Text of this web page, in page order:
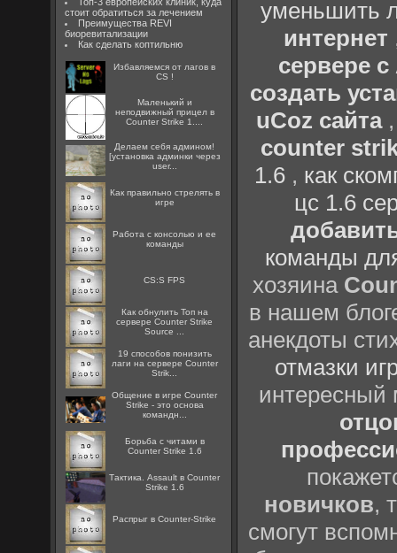
стоит обратиться за лечением
Преимущества REVI
биоревитализации
Как сделать коптильню
Избавляемся от лагов в
CS !
Маленький и
неподвижный прицел в
Counter Strike 1....
Делаем себя админом!
[установка админки через
user...
Как правильно стрелять в
игре
Работа с консолью и ее
команды
CS:S FPS
Как обнулить Топ на
сервере Counter Strike
Source ...
19 способов понизить
лаги на сервере Counter
Strik...
Общение в игре Counter
Strike - это основа
командн...
Борьба с читами в
Counter Strike 1.6
Тактика. Assault в Counter
Strike 1.6
Распрыг в Counter-Strike
уменьшить
интернет
сервере
создать
uCoz сайта
counter
1.6, как
цс 1.6
команды
хозяина
в нашем
анекдоты
отмазки
интересный
новичков,
смогут